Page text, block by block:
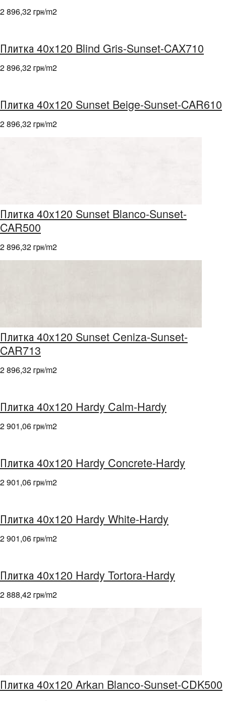
2 896,32 грн/m2
Плитка 40x120 Blind Gris-Sunset-CAX710
2 896,32 грн/m2
Плитка 40x120 Sunset Beige-Sunset-CAR610
2 896,32 грн/m2
Плитка 40x120 Sunset Blanco-Sunset-
CAR500
2 896,32 грн/m2
Плитка 40x120 Sunset Ceniza-Sunset-
CAR713
2 896,32 грн/m2
Плитка 40x120 Hardy Calm-Hardy
2 901,06 грн/m2
Плитка 40x120 Hardy Concrete-Hardy
2 901,06 грн/m2
Плитка 40x120 Hardy White-Hardy
2 901,06 грн/m2
Плитка 40x120 Hardy Tortora-Hardy
2 888,42 грн/m2
Плитка 40x120 Arkan Blanco-Sunset-CDK500